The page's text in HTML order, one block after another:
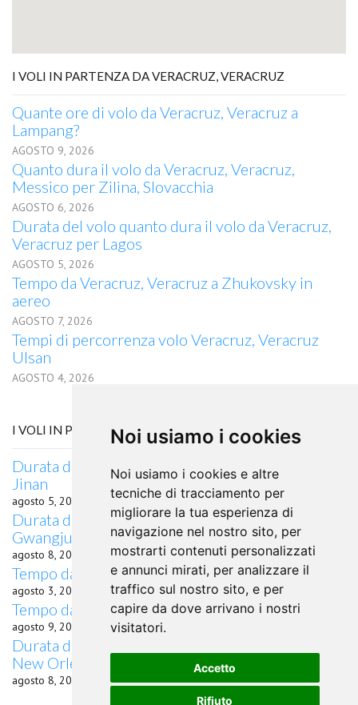
Noi usiamo i cookies
Noi usiamo i cookies e altre
tecniche di tracciamento per
migliorare la tua esperienza di
navigazione nel nostro sito, per
mostrarti contenuti personalizzati
e annunci mirati, per analizzare il
traffico sul nostro sito, e per
capire da dove arrivano i nostri
visitatori.
Accetto
Rifiuto
I VOLI IN PARTENZA DA VERACRUZ, VERACRUZ
Quante ore di volo da Veracruz, Veracruz a
Lampang?
AGOSTO 9, 2026
Quanto dura il volo da Veracruz, Veracruz,
Messico per Zilina, Slovacchia
AGOSTO 6, 2026
Durata del volo quanto dura il volo da Veracruz,
Veracruz per Lagos
AGOSTO 5, 2026
Tempo da Veracruz, Veracruz a Zhukovsky in
aereo
AGOSTO 7, 2026
Tempi di percorrenza volo Veracruz, Veracruz
Ulsan
AGOSTO 4, 2026
I VOLI IN PARTENZA DA LIPSIA
Durata del volo Quanto dura il volo da Lipsia per
Jinan
agosto 5, 2026
Durata del volo Quanto dura il volo da Lipsia per
Gwangju
agosto 8, 2026
Tempo da Lipsia a Xi'an in aereo
agosto 3, 2026
Tempo da Lipsia a Kirov in aereo
agosto 9, 2026
Durata del volo quanto dura il volo da Lipsia per
New Orleans, LA
agosto 8, 2026